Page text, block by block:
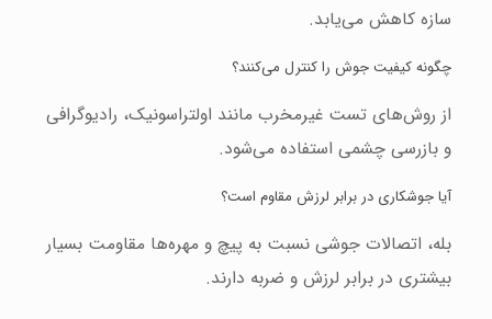
سازه کاهش می‌یابد.
چگونه کیفیت جوش را کنترل می‌کنند؟
از روش‌های تست غیرمخرب مانند اولتراسونیک، رادیوگرافی
و بازرسی چشمی استفاده می‌شود.
آیا جوشکاری در برابر لرزش مقاوم است؟
بله، اتصالات جوشی نسبت به پیچ و مهره‌ها مقاومت بسیار
بیشتری در برابر لرزش و ضربه دارند.